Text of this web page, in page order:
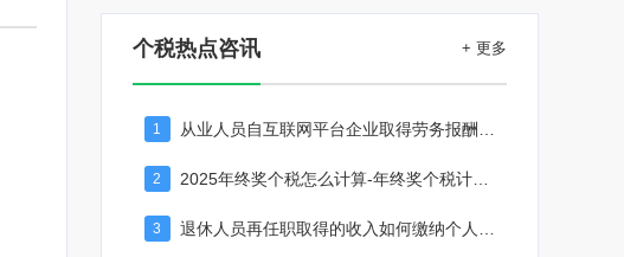
个税热点咨讯 + 更多
1
2 2025年终奖个税怎么计算-年终奖个税计算器
3